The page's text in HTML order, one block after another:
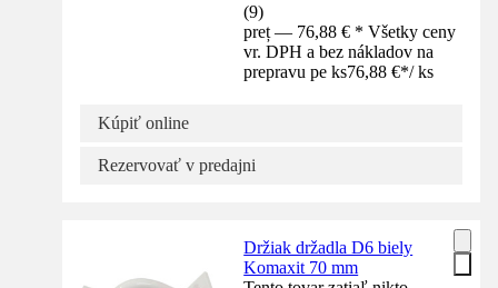
(9)
preț — 76,88 € * Všetky ceny
vr. DPH a bez nákladov na
prepravu pe ks76,88 €*/ ks
Kúpiť online
Rezervovať v predajni
Držiak držadla D6 biely
Komaxit 70 mm